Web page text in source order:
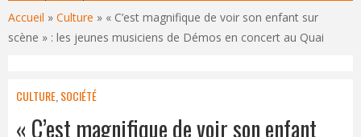
Accueil » Culture » « C’est magnifique de voir son enfant sur
scène » : les jeunes musiciens de Démos en concert au Quai
CULTURE SOCIÉTÉ
« C’est magnifique de voir son enfant